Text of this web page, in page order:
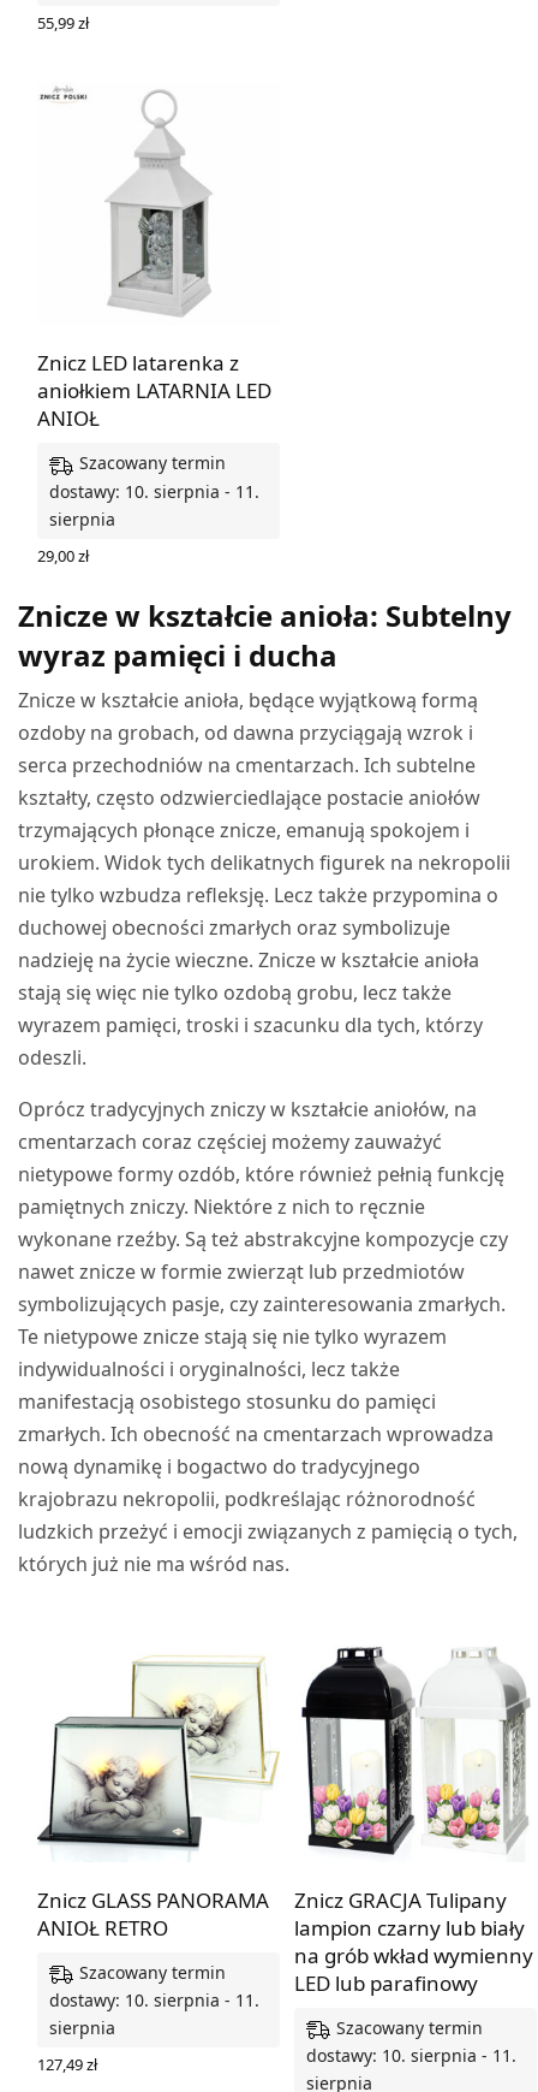
55,99zł
Znicz LED latarenka z
aniołkiem LATARNIA LED
ANIOŁ
Szacowany termin
dostawy: 10. sierpnia - 11.
sierpnia
29,00zł
Znicze w kształcie anioła: Subtelny
wyraz pamięci i ducha
Znicze w kształcie anioła, będące wyjątkową formą
ozdoby na grobach, od dawna przyciągają wzrok i
serca przechodniów na cmentarzach. Ich subtelne
kształty, często odzwierciedlające postacie aniołów
trzymających płonące znicze, emanują spokojem i
urokiem. Widok tych delikatnych figurek na nekropolii
nie tylko wzbudza refleksję. Lecz także przypomina o
duchowej obecności zmarłych oraz symbolizuje
nadzieję na życie wieczne. Znicze w kształcie anioła
stają się więc nie tylko ozdobą grobu, lecz także
wyrazem pamięci, troski i szacunku dla tych, którzy
odeszli.
Oprócz tradycyjnych zniczy w kształcie aniołów, na
cmentarzach coraz częściej możemy zauważyć
nietypowe formy ozdób, które również pełnią funkcję
pamiętnych zniczy. Niektóre z nich to ręcznie
wykonane rzeźby. Są też abstrakcyjne kompozycje czy
nawet znicze w formie zwierząt lub przedmiotów
symbolizujących pasje, czy zainteresowania zmarłych.
Te nietypowe znicze stają się nie tylko wyrazem
indywidualności i oryginalności, lecz także
manifestacją osobistego stosunku do pamięci
zmarłych. Ich obecność na cmentarzach wprowadza
nową dynamikę i bogactwo do tradycyjnego
krajobrazu nekropolii, podkreślając różnorodność
ludzkich przeżyć i emocji związanych z pamięcią o tych,
których już nie ma wśród nas.
Znicz GLASS PANORAMA
ANIOŁ RETRO
Szacowany termin
dostawy: 10. sierpnia - 11.
sierpnia
127,49zł
Znicz GRACJA Tulipany
lampion czarny lub biały
na grób wkład wymienny
LED lub parafinowy
Szacowany termin
dostawy: 10. sierpnia - 11.
sierpnia